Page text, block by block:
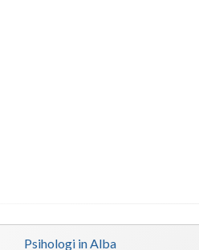
Psihologi in Alba